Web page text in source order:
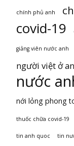
chính phủ anh
covid-19
giảng viên nước anh
người việt ở
nước
nới lỏng phong
thuốc chữa covid-19
tin anh quoc tin